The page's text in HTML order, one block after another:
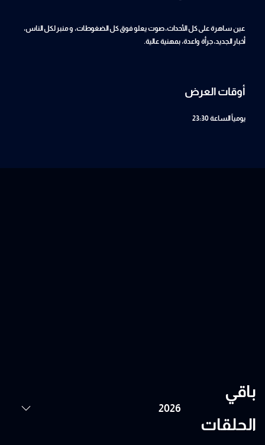
عين ساهرة على كل الأحداث، صوت يعلو فوق كل الضغوطات، و منبر لكل الناس،
أخبار الجديد، جرأة واعدة، بمهنية عالية.
أوقات العرض
يومياًالساعة 23:30
باقي
الحلقات